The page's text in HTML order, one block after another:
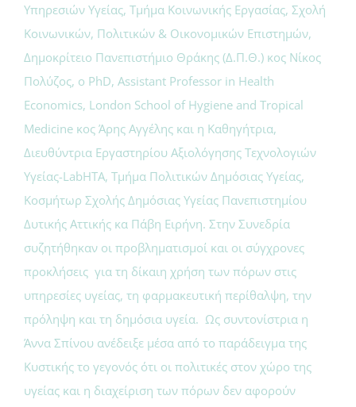
Υπηρεσιών Υγείας, Τμήμα Κοινωνικής Εργασίας, Σχολή
Κοινωνικών, Πολιτικών & Οικονομικών Επιστημών,
Δημοκρίτειο Πανεπιστήμιο Θράκης (Δ.Π.Θ.) κος Νίκος
Πολύζος, ο PhD, Assistant Professor in Health
Economics, London School of Hygiene and Tropical
Medicine κος Άρης Αγγέλης και η Καθηγήτρια,
Διευθύντρια Εργαστηρίου Αξιολόγησης Τεχνολογιών
Υγείας-LabHTA, Τμήμα Πολιτικών Δημόσιας Υγείας,
Κοσμήτωρ Σχολής Δημόσιας Υγείας Πανεπιστημίου
Δυτικής Αττικής κα Πάβη Ειρήνη. Στην Συνεδρία
συζητήθηκαν οι προβληματισμοί και οι σύγχρονες
προκλήσεις για τη δίκαιη χρήση των πόρων στις
υπηρεσίες υγείας, τη φαρμακευτική περίθαλψη, την
πρόληψη και τη δημόσια υγεία. Ως συντονίστρια η
Άννα Σπίνου ανέδειξε μέσα από το παράδειγμα της
Κυστικής το γεγονός ότι οι πολιτικές στον χώρο της
υγείας και η διαχείριση των πόρων δεν αφορούν